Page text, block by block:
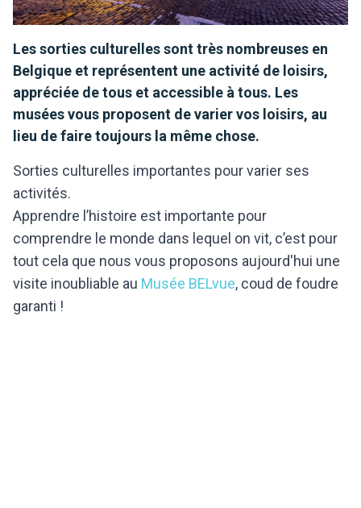
Les sorties culturelles sont très nombreuses en
Belgique et représentent une activité de loisirs,
appréciée de tous et accessible à tous. Les
musées vous proposent de varier vos loisirs, au
lieu de faire toujours la même chose.
Sorties culturelles importantes pour varier ses
activités.
Apprendre l’histoire est importante pour
comprendre le monde dans lequel on vit, c’est pour
tout cela que nous vous proposons aujourd'hui une
visite inoubliable au Musée BELvue, coud de foudre
garanti !